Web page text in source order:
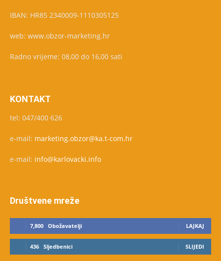
IBAN: HR85 2340009-1110305125
web: www.obzor-marketing.hr
Radno vrijeme: 08,00 do 16,00 sati
KONTAKT
tel: 047/400 626
e-mail: marketing.obzor@ka.t-com.hr
e-mail: info@karlovacki.info
Društvene mreže
7,800 Obožavatelji LAJKAJ
436 Sljedbenici SLIJEDI